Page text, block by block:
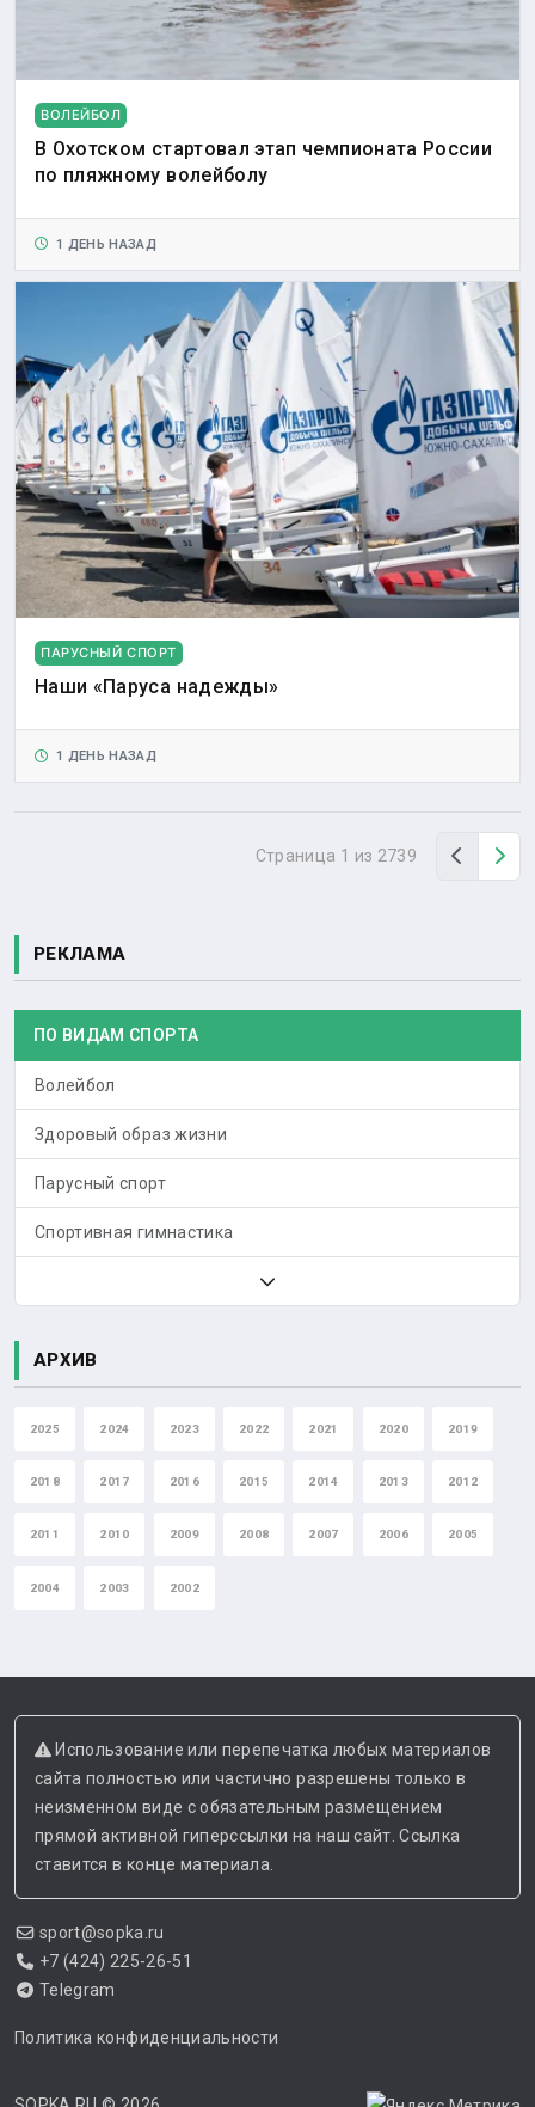
ВОЛЕЙБОЛ
В Охотском стартовал этап чемпионата России
по пляжному волейболу
1 ДЕНЬ НАЗАД
ПАРУСНЫЙ СПОРТ
Наши «Паруса надежды»
1 ДЕНЬ НАЗАД
Страница 1 из 2739 Назад
РЕКЛАМА
ПО ВИДАМ СПОРТА
Волейбол
Здоровый образ жизни
Парусный спорт
Спортивная гимнастика
АРХИВ
2025 2024 2023 2022 2021 2020 2019
2018 2017 2016 2015 2014 2013 2012
2011 2010 2009 2008 2007 2006 2005
2004 2003 2002
Использование или перепечатка любых материалов
сайта полностью или частично разрешены только в
неизменном виде с обязательным размещением
прямой активной гиперссылки на наш сайт. Ссылка
ставится в конце материала.
sport@sopka.ru
+7 (424) 225-26-51
Telegram
Политика конфиденциальности